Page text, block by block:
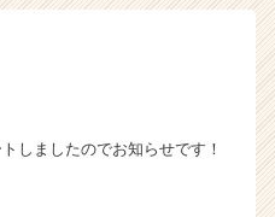
しましたのでお知らせです！